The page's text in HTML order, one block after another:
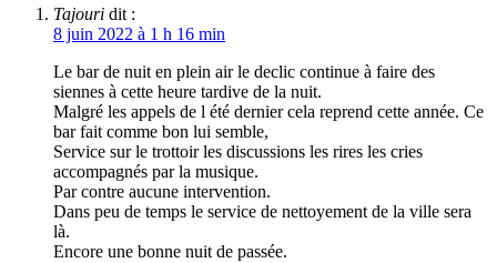
Tajouri dit :
8 juin 2022 à 1 h 16 min
Le bar de nuit en plein air le declic continue à faire des
siennes à cette heure tardive de la nuit.
Malgré les appels de l été dernier cela reprend cette année. Ce
bar fait comme bon lui semble,
Service sur le trottoir les discussions les rires les cries
accompagnés par la musique.
Par contre aucune intervention.
Dans peu de temps le service de nettoyement de la ville sera
là.
Encore une bonne nuit de passée.